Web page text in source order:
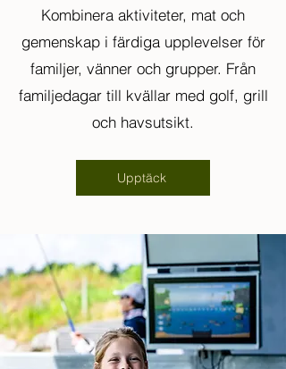
Kombinera aktiviteter, mat och
gemenskap i färdiga upplevelser för
familjer, vänner och grupper. Från
familjedagar till kvällar med golf, grill
och havsutsikt.
Upptäck